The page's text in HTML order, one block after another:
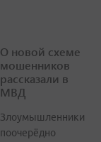
О новой схеме
мошенников
рассказали в
МВД
Злоумышленники
поочерёдно